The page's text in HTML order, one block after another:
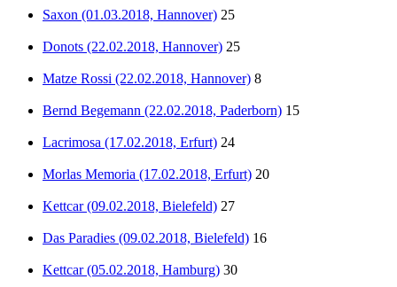
Saxon (01.03.2018, Hannover) 25
Donots (22.02.2018, Hannover) 25
Matze Rossi (22.02.2018, Hannover) 8
Bernd Begemann (22.02.2018, Paderborn) 15
Lacrimosa (17.02.2018, Erfurt) 24
Morlas Memoria (17.02.2018, Erfurt) 20
Kettcar (09.02.2018, Bielefeld) 27
Das Paradies (09.02.2018, Bielefeld) 16
Kettcar (05.02.2018, Hamburg) 30